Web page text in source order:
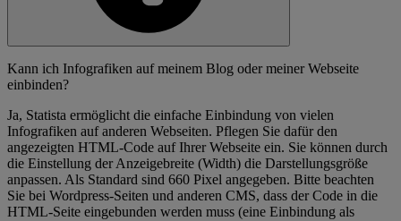
Kann ich Infografiken auf meinem Blog oder meiner Webseite
einbinden?
Ja, Statista ermöglicht die einfache Einbindung von vielen
Infografiken auf anderen Webseiten. Pflegen Sie dafür den
angezeigten HTML-Code auf Ihrer Webseite ein. Sie können durch
die Einstellung der Anzeigebreite (Width) die Darstellungsgröße
anpassen. Als Standard sind 660 Pixel angegeben. Bitte beachten
Sie bei Wordpress-Seiten und anderen CMS, dass der Code in die
HTML-Seite eingebunden werden muss (eine Einbindung als